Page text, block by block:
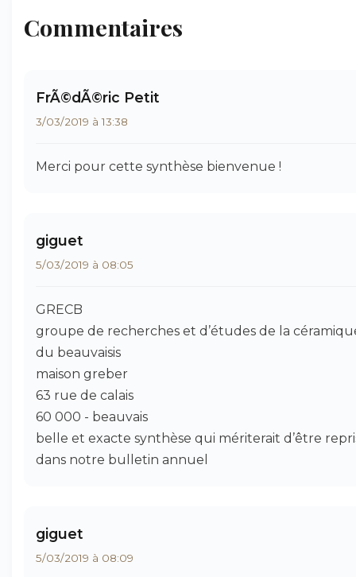
Commentaires
FrÃ©dÃ©ric Petit
3/03/2019 à 13:38
Merci pour cette synthèse bienvenue !
giguet
5/03/2019 à 08:05
GRECB
groupe de recherches et d’études de la
du beauvaisis
maison greber
63 rue de calais
60 000 - beauvais
belle et exacte synthèse qui mériterait d’être
dans notre bulletin annuel
giguet
5/03/2019 à 08:09